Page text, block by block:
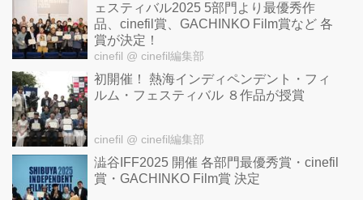
ェスティバル2025 5部門より最優秀作
品、cinefil賞、GACHINKO Film賞など 各
賞が決定！
cinefil @ cinefil編集部
初開催！ 熱海インディペンデント・フィ
ルム・フェスティバル ８作品が授賞
cinefil @ cinefil編集部
澁谷IFF2025 開催 各部門最優秀賞・cinefil
賞・GACHINKO Film賞 決定